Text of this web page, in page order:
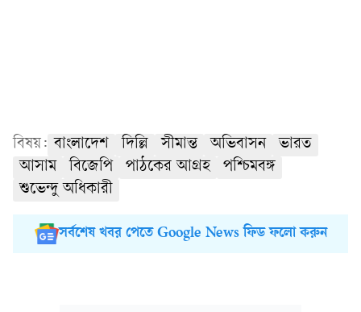
বিষয়: বাংলাদেশ দিল্লি সীমান্ত অভিবাসন
ভারত
আসাম
বিজেপি পাঠকের আগ্রহ
পশ্চিমবঙ্গ
শুভেন্দু অধিকারী
সর্বশেষ খবর পেতে Google News ফিড ফলো করুন